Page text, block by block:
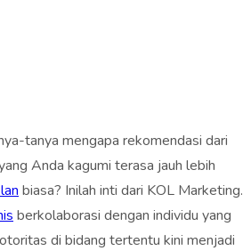
tanya mengapa rekomendasi dari
Anda kagumi terasa jauh lebih
biasa? Inilah inti dari KOL Marketing.
berkolaborasi dengan individu yang
di bidang tertentu kini menjadi